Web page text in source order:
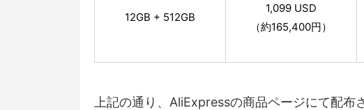
12GB + 512GB
1,099 USD
（約165,400円）
上記の通り、AliExpressの商品ページにて配布